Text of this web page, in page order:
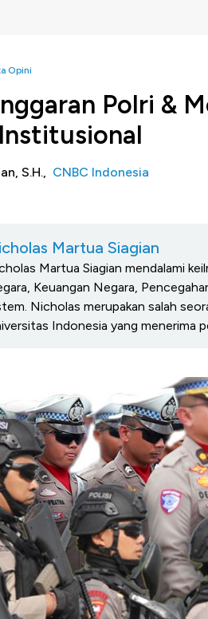
Opini
Polri &
S.H., CNBC Indonesia
Martua Siagian
Martua Siagian mendalami
Keuangan Negara,
Nicholas merupakan salah
Indonesia yang menerima